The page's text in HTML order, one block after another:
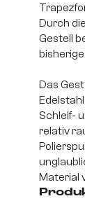
Durch
Gestell
Das
Schleif-
relativ
Material